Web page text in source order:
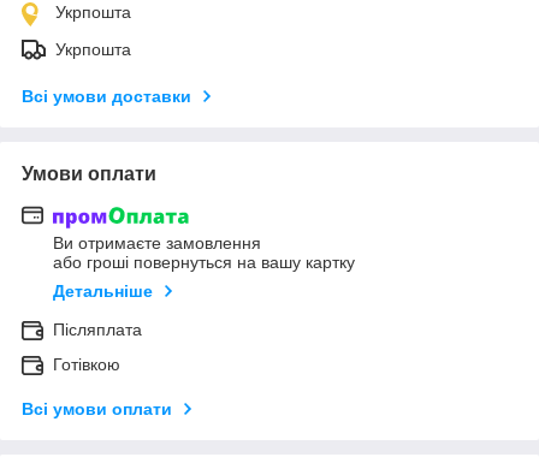
Укрпошта
Укрпошта
Всі умови доставки
Умови оплати
Ви отримаєте замовлення
або гроші повернуться на вашу картку
Детальніше
Післяплата
Готівкою
Всі умови оплати